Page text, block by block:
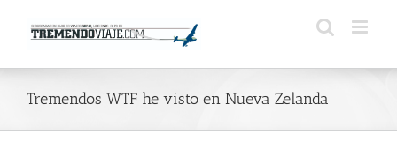
contenido
Tremendos WTF he visto en Nueva Zelanda